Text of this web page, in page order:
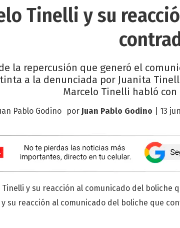
Tinelli y su
la repercusión que generó el
a la denunciada por Juanita
Marcelo Tinelli habló
por Juan Pablo Godino | 13
su reacción al comunicado del boliche que